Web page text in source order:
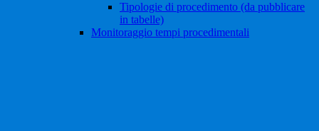
Tipologie di procedimento (da pubblicare
in tabelle)
Monitoraggio tempi procedimentali